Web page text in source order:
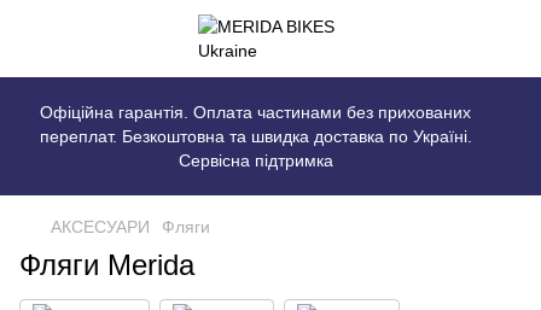
Офіційна гарантія. Оплата частинами без прихованих
переплат. Безкоштовна та швидка доставка по Україні.
Сервісна підтримка
АКСЕСУАРИ Фляги
Фляги Merida